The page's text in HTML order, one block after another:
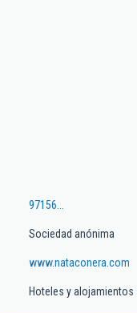
97156...
Sociedad anónima
www.nataconera.com
Hoteles y alojamientos